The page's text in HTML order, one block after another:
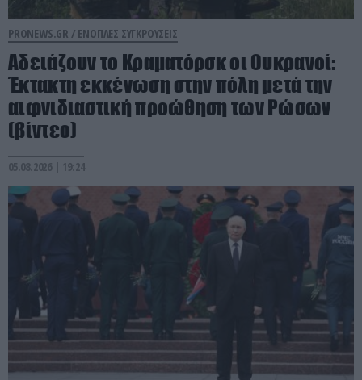
PRONEWS.GR / ΕΝΟΠΛΕΣ ΣΥΓΚΡΟΥΣΕΙΣ
Αδειάζουν το Κραματόρσκ οι Ουκρανοί:
Έκτακτη εκκένωση στην πόλη μετά την
αιφνιδιαστική προώθηση των Ρώσων
(βίντεο)
05.08.2026 | 19:24